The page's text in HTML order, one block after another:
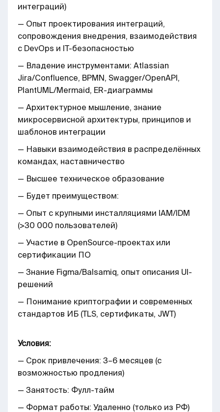
интеграций)
— Опыт проектирования интеграций,
сопровождения внедрения, взаимодействия
с DevOps и IT-безопасностью
— Владение инструментами: Atlassian
Jira/Confluence, BPMN, Swagger/OpenAPI,
PlantUML/Mermaid, ER-диаграммы
— Архитектурное мышление, знание
микросервисной архитектуры, принципов и
шаблонов интеграции
— Навыки взаимодействия в распределённых
командах, наставничество
— Высшее техническое образование
— Будет преимуществом:
— Опыт с крупными инсталляциями IAM/IDM
(>30 000 пользователей)
— Участие в OpenSource-проектах или
сертификации ПО
— Знание Figma/Balsamiq, опыт описания UI-
решений
— Понимание криптографии и современных
стандартов ИБ (TLS, сертификаты, JWT)
Условия:
— Срок привлечения: 3–6 месяцев (с
возможностью продления)
— Занятость: Фулл-тайм
— Формат работы: Удаленно (только из РФ)